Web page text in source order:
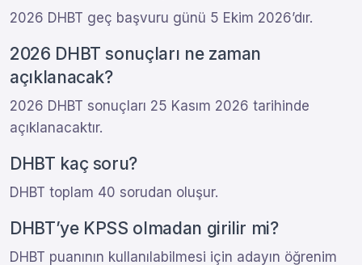
2026 DHBT geç başvuru günü 5 Ekim 2026’dır.
2026 DHBT sonuçları ne zaman
açıklanacak?
2026 DHBT sonuçları 25 Kasım 2026 tarihinde
açıklanacaktır.
DHBT kaç soru?
DHBT toplam 40 sorudan oluşur.
DHBT’ye KPSS olmadan girilir mi?
DHBT puanının kullanılabilmesi için adayın öğrenim